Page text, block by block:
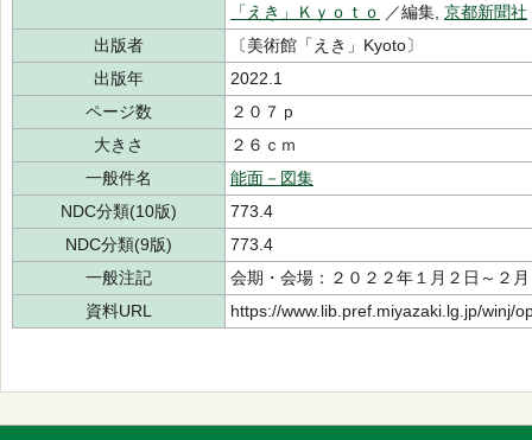
「えき」Ｋｙｏｔｏ
／編集, 京都新聞社
出版者
〔美術館「えき」Kyoto〕
出版年
2022.1
ページ数
２０７ｐ
大きさ
２６ｃｍ
一般件名
能面－図集
NDC分類(10版)
773.4
NDC分類(9版)
773.4
一般注記
会期・会場：２０２２年１月２日～２
資料URL
https://www.lib.pref.miyazaki.lg.jp/winj/